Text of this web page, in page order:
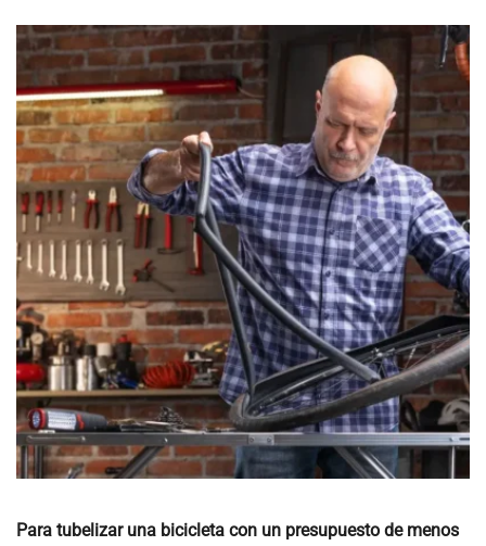
Para tubelizar una bicicleta con un presupuesto de menos